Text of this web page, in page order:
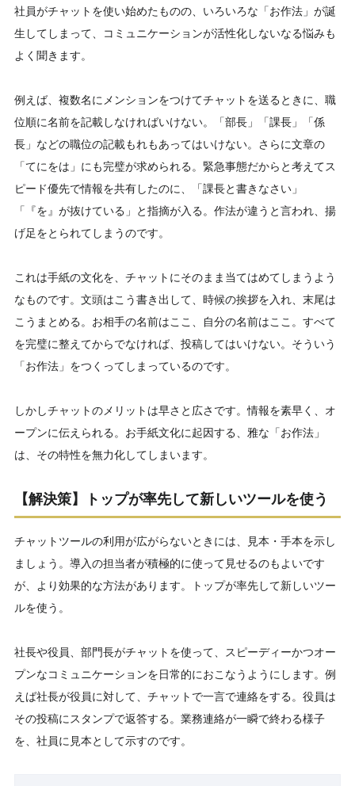
社員がチャットを使い始めたものの、いろいろな「お作法」が誕
生してしまって、コミュニケーションが活性化しないなる悩みも
よく聞きます。
例えば、複数名にメンションをつけてチャットを送るときに、職
位順に名前を記載しなければいけない。「部長」「課長」「係
長」などの職位の記載もれもあってはいけない。さらに文章の
「てにをは」にも完璧が求められる。緊急事態だからと考えてス
ピード優先で情報を共有したのに、「課長と書きなさい」
「『を』が抜けている」と指摘が入る。作法が違うと言われ、揚
げ足をとられてしまうのです。
これは手紙の文化を、チャットにそのまま当てはめてしまうよう
なものです。文頭はこう書き出して、時候の挨拶を入れ、末尾は
こうまとめる。お相手の名前はここ、自分の名前はここ。すべて
を完璧に整えてからでなければ、投稿してはいけない。そういう
「お作法」をつくってしまっているのです。
しかしチャットのメリットは早さと広さです。情報を素早く、オ
ープンに伝えられる。お手紙文化に起因する、雅な「お作法」
は、その特性を無力化してしまいます。
【解決策】トップが率先して新しいツールを使う
チャットツールの利用が広がらないときには、見本・手本を示し
ましょう。導入の担当者が積極的に使って見せるのもよいです
が、より効果的な方法があります。トップが率先して新しいツー
ルを使う。
社長や役員、部門長がチャットを使って、スピーディーかつオー
プンなコミュニケーションを日常的におこなうようにします。例
えば社長が役員に対して、チャットで一言で連絡をする。役員は
その投稿にスタンプで返答する。業務連絡が一瞬で終わる様子
を、社員に見本として示すのです。